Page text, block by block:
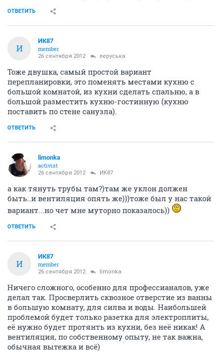
ОТВЕТИТЬ
И
ИК87
member
26 сентября 2012 леруська
Тоже двушка, самый простой вариант
перепланировки, это поменять местами кухню с
большой комнатой, из кухни сделать спальню, а в
большой разместить кухню-гостинную (кухню
поставить по стене санузла).
ОТВЕТИТЬ
limonka
activist
26 сентября 2012 ИК87
а как тянуть трубы там?)там же уклон должен
быть..и вентиляция опять же)))тоже был у нас такой
вариант...но чет мне муторно показалось))
ОТВЕТИТЬ
И
ИК87
member
26 сентября 2012 limonka
Ничего сложного, особенно для профессианалов, уже
делал так. Просверлить сквозное отверстие из ванны
в большую комнату, для силва и воды. Наибольшей
проблемой будет только разетка для электроплиты,
её нужно будет протянть из кухни, без неё никак! А
вентиляция, по собственному опыту, не так важна,
обычная вытежка и всё)